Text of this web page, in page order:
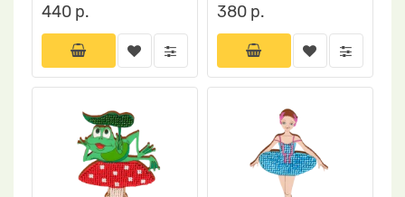
440 р. 380 р.